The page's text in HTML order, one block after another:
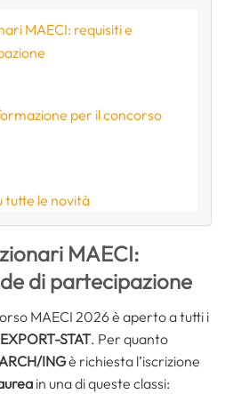
MAECI: requisiti e
per il concorso
tutte le novità
MAECI:
di partecipazione
MAECI 2026 è aperto a tutti i
STAT. Per quanto
INGè richiesta l’iscrizione
in una di queste classi: